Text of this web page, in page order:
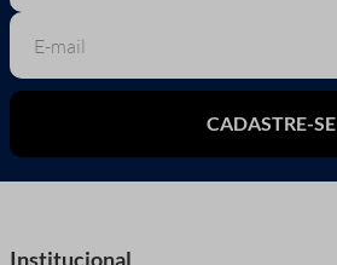
CADASTRE-SE
Institucional